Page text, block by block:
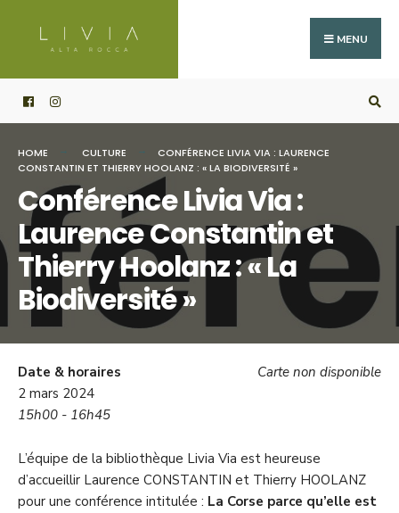
MENU
HOME CULTURE
CONFÉRENCE LIVIA VIA : LAURENCE
CONSTANTIN ET THIERRY HOOLANZ : « LA BIODIVERSITÉ »
Conférence Livia Via :
Laurence Constantin et
Thierry Hoolanz : « La
Biodiversité »
Carte non disponible
Date & horaires
2 mars 2024
15h00 - 16h45
L’équipe de la bibliothèque Livia Via est heureuse
d’accueillir Laurence CONSTANTIN et Thierry HOOLANZ
pour une conférence intitulée : La Corse parce qu’elle est
for: